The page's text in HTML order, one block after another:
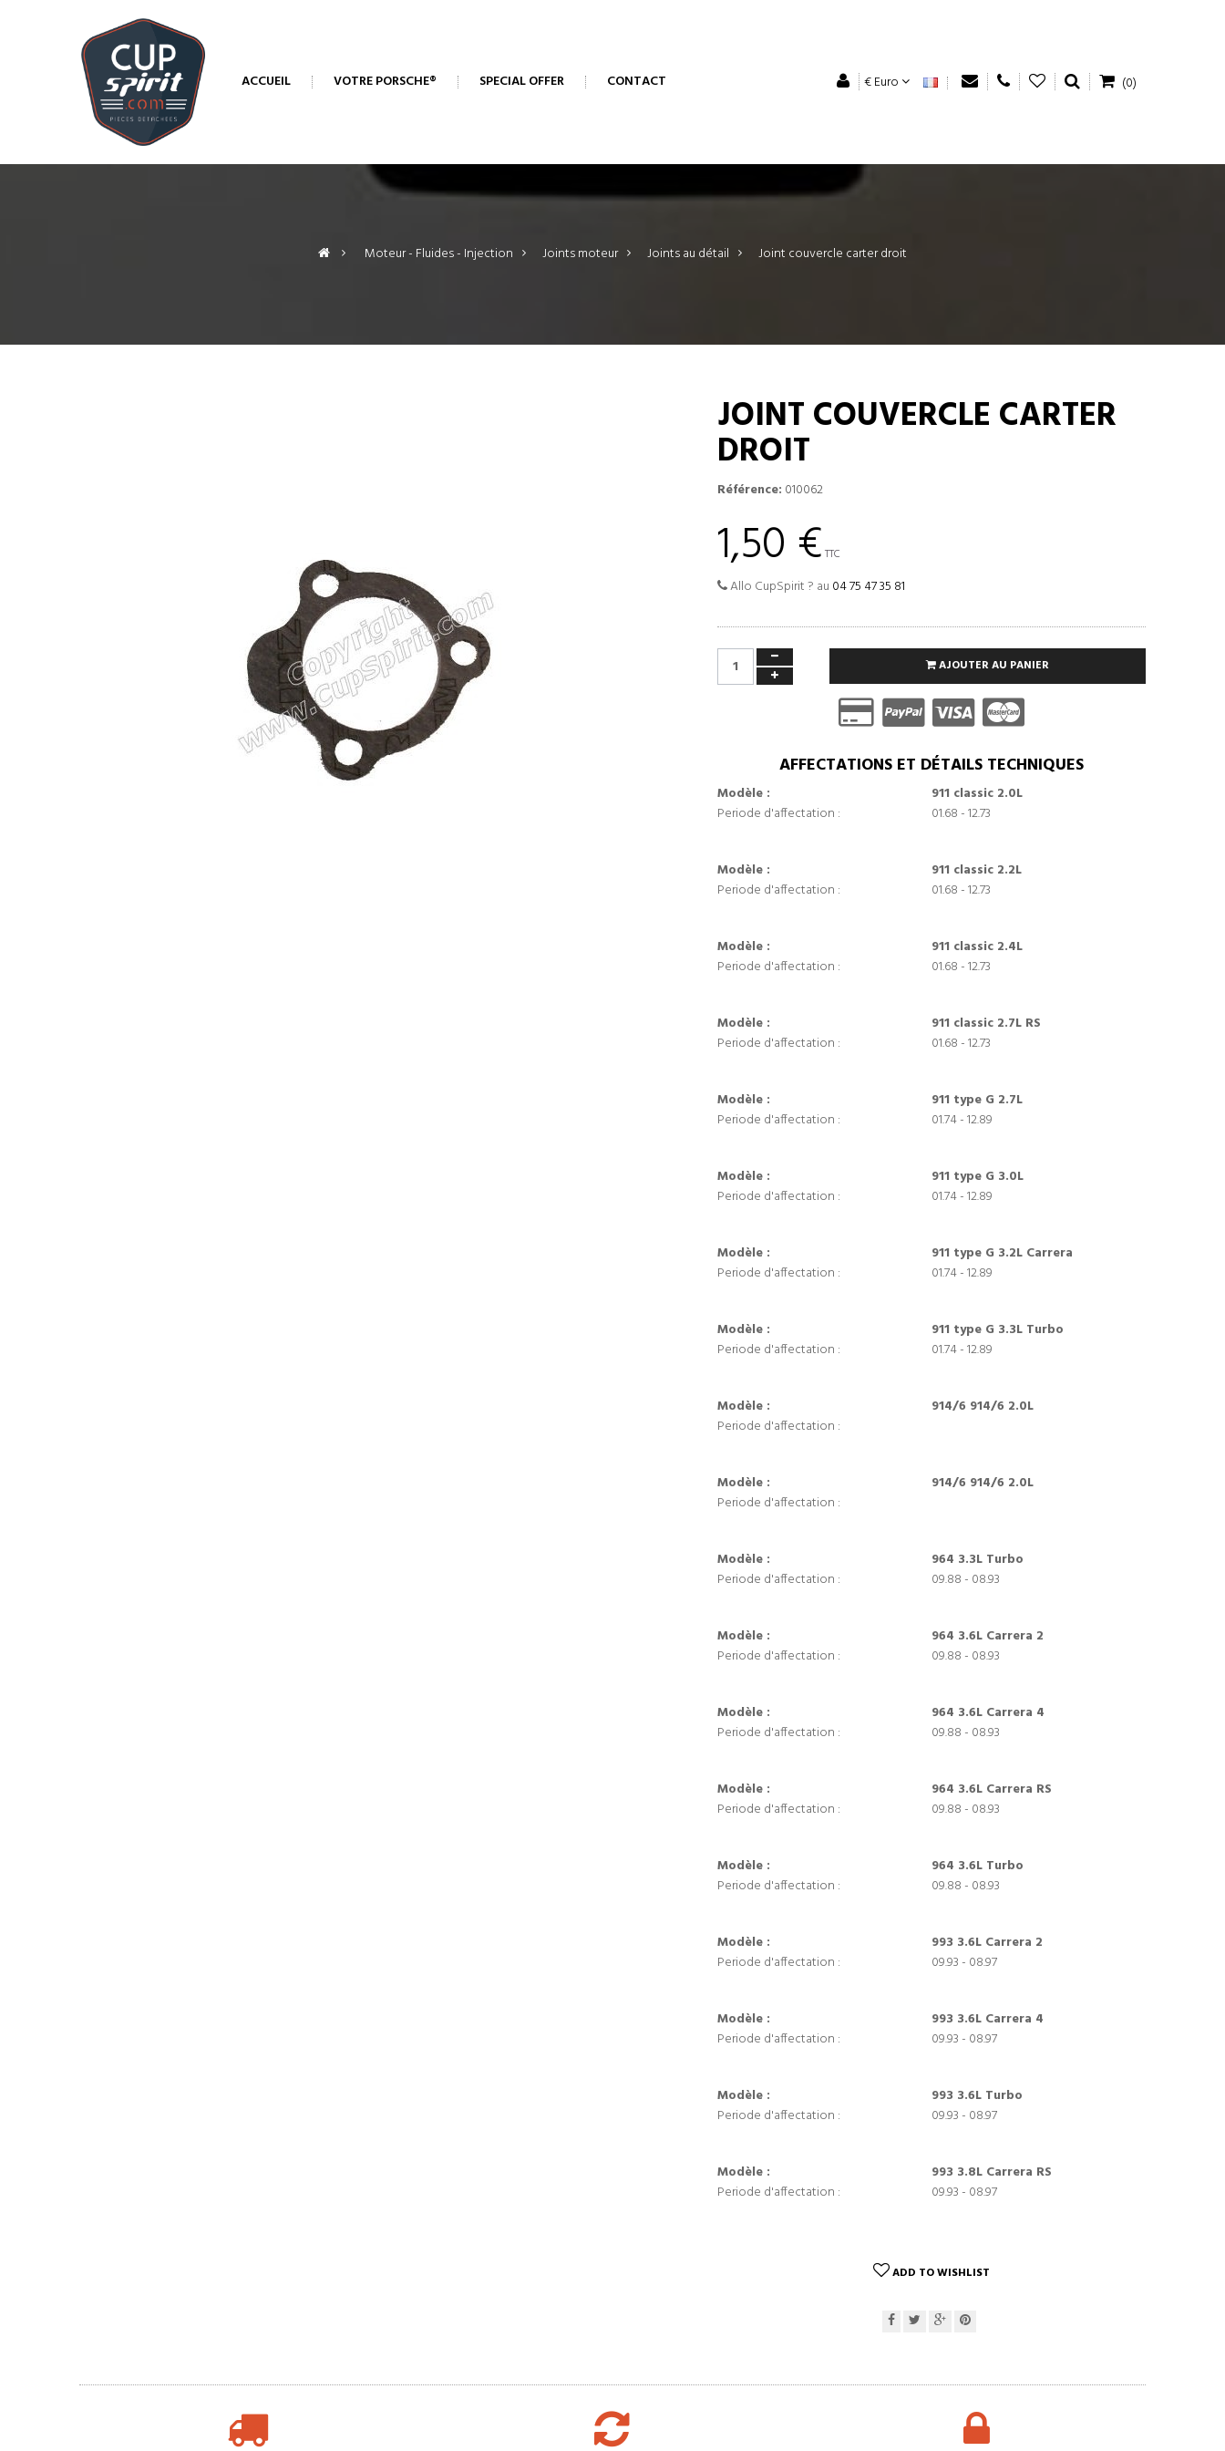
ACCUEIL VOTRE PORSCHE® SPECIAL OFFER CONTACT € Euro (0)
> Moteur - Fluides - Injection > Joints moteur > Joints au détail > Joint couvercle carter droit
JOINT COUVERCLE CARTER
DROIT
Référence: 010062
1,50 € TTC
Allo CupSpirit ? au 04 75 47 35 81
AJOUTER AU PANIER
AFFECTATIONS ET DÉTAILS TECHNIQUES
Modèle :
911 classic 2.0L
Periode d'affectation :
01.68 - 12.73
Modèle :
911 classic 2.2L
Periode d'affectation :
01.68 - 12.73
Modèle :
911 classic 2.4L
Periode d'affectation :
01.68 - 12.73
Modèle :
911 classic 2.7L RS
Periode d'affectation :
01.68 - 12.73
Modèle :
911 type G 2.7L
Periode d'affectation :
01.74 - 12.89
Modèle :
911 type G 3.0L
Periode d'affectation :
01.74 - 12.89
Modèle :
911 type G 3.2L Carrera
Periode d'affectation :
01.74 - 12.89
Modèle :
911 type G 3.3L Turbo
Periode d'affectation :
01.74 - 12.89
Modèle :
914/6 914/6 2.0L
Periode d'affectation :
Modèle :
914/6 914/6 2.0L
Periode d'affectation :
Modèle :
964 3.3L Turbo
Periode d'affectation :
09.88 - 08.93
Modèle :
964 3.6L Carrera 2
Periode d'affectation :
09.88 - 08.93
Modèle :
964 3.6L Carrera 4
Periode d'affectation :
09.88 - 08.93
Modèle :
964 3.6L Carrera RS
Periode d'affectation :
09.88 - 08.93
Modèle :
964 3.6L Turbo
Periode d'affectation :
09.88 - 08.93
Modèle :
993 3.6L Carrera 2
Periode d'affectation :
09.93 - 08.97
Modèle :
993 3.6L Carrera 4
Periode d'affectation :
09.93 - 08.97
Modèle :
993 3.6L Turbo
Periode d'affectation :
09.93 - 08.97
Modèle :
993 3.8L Carrera RS
Periode d'affectation :
09.93 - 08.97
ADD TO WISHLIST